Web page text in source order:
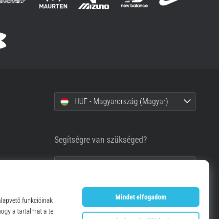
HUF - Magyarország (Magyar)
Segítségre van szükséged?
info@top4running.hu